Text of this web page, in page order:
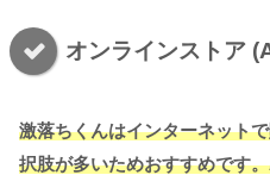
オンラインストア
激落ちくんはインターネット
択肢が多いためおすすめです